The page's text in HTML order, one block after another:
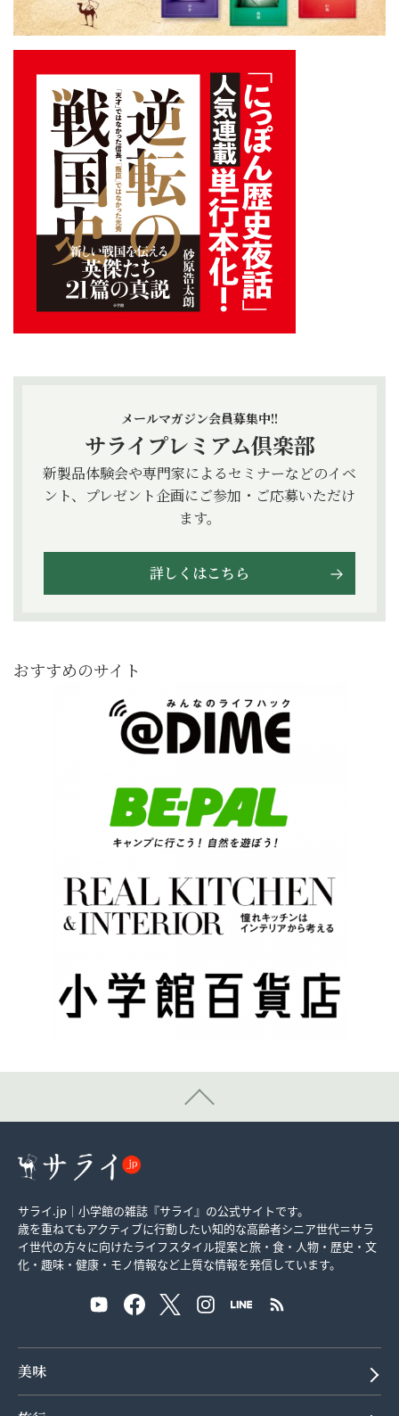
メールマガジン会員募集中!!
サライプレミアム倶楽部
新製品体験会や専門家によるセミナーなどのイベ
ント、プレゼント企画にご参加・ご応募いただけ
ます。
詳しくはこちら
おすすめのサイト
サライ.jp｜小学館の雑誌『サライ』の公式サイトです。
歳を重ねてもアクティブに行動したい知的な高齢者シニア世代＝サラ
イ世代の方々に向けたライフスタイル提案と旅・食・人物・歴史・文
化・趣味・健康・モノ情報など上質な情報を発信しています。
美味